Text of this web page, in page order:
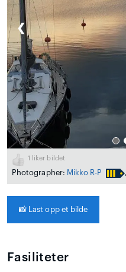
❮
1 liker bildet
Photographer: Mikko R-P
📸 Last opp et bilde
Fasiliteter